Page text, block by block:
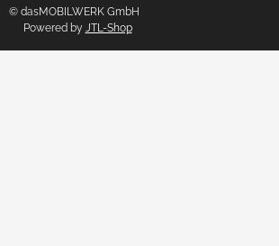
© dasMOBILWERK GmbH
Powered by JTL-Shop